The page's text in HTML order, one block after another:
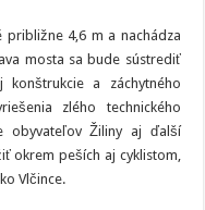
približne 4,6 m a nachádza
mosta sa bude sústrediť
a záchytného
zlého technického
obyvateľov Žiliny aj ďalší
okrem peších aj cyklistom,
Vlčince.